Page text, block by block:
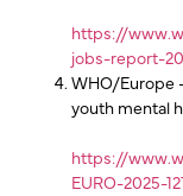
https://
jobs-report-
WHO/Europe
youth mental
https://
EURO-2025-